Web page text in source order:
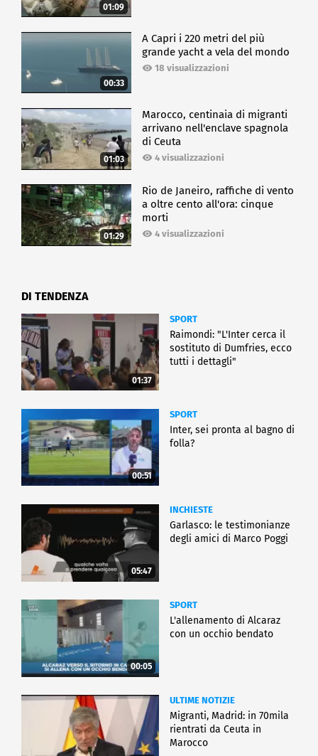
01:09
00:33
A Capri i 220 metri del più
grande yacht a vela del mondo
18 visualizzazioni
01:03
Marocco, centinaia di migranti
arrivano nell'enclave spagnola
di Ceuta
4 visualizzazioni
01:29
Rio de Janeiro, raffiche di vento
a oltre cento all'ora: cinque
morti
4 visualizzazioni
DI TENDENZA
01:37
SPORT
Raimondi: "L'Inter cerca il
sostituto di Dumfries, ecco
tutti i dettagli"
00:51
SPORT
Inter, sei pronta al bagno di
folla?
05:47
INCHIESTE
Garlasco: le testimonianze
degli amici di Marco Poggi
00:05
SPORT
L'allenamento di Alcaraz
con un occhio bendato
ULTIME NOTIZIE
Migranti, Madrid: in 70mila
rientrati da Ceuta in
Marocco